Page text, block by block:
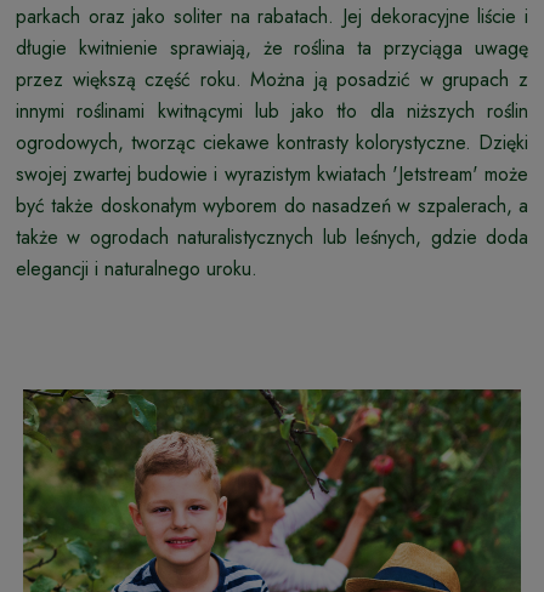
parkach oraz jako soliter na rabatach. Jej dekoracyjne liście i
długie kwitnienie sprawiają, że roślina ta przyciąga uwagę
przez większą część roku. Można ją posadzić w grupach z
innymi roślinami kwitnącymi lub jako tło dla niższych roślin
ogrodowych, tworząc ciekawe kontrasty kolorystyczne. Dzięki
swojej zwartej budowie i wyrazistym kwiatach 'Jetstream' może
być także doskonałym wyborem do nasadzeń w szpalerach, a
także w ogrodach naturalistycznych lub leśnych, gdzie doda
elegancji i naturalnego uroku.